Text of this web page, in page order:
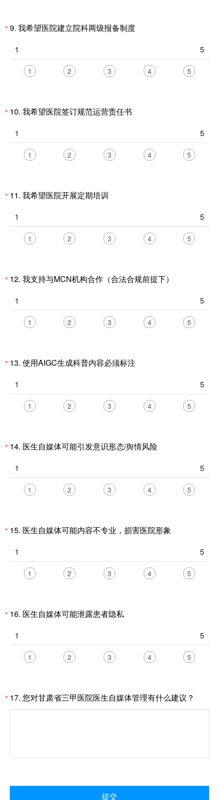
*9. 我希望医院建立院科两级报备制度
1
5
1 2 3 4 5
* 10. 我希望医院签订规范运营责任书
1
5
1 2 3 4 5
* 11. 我希望医院开展定期培训
1
5
1 2 3 4 5
* 12. 我支持与MCN机构合作（合法合规前提下）
1
5
1 2 3 4 5
* 13. 使用AIGC生成科普内容必须标注
1
5
1 2 3 4 5
* 14. 医生自媒体可能引发意识形态/舆情风险
1
5
1 2 3 4 5
* 15. 医生自媒体可能内容不专业，损害医院形象
1
5
1 2 3 4 5
* 16. 医生自媒体可能泄露患者隐私
1
5
1 2 3 4 5
* 17. 您对甘肃省三甲医院医生自媒体管理有什么建议？
提交